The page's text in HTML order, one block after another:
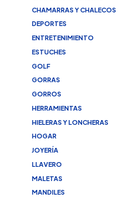
CHAMARRAS Y CHALECOS
DEPORTES
ENTRETENIMIENTO
ESTUCHES
GOLF
GORRAS
GORROS
HERRAMIENTAS
HIELERAS Y LONCHERAS
HOGAR
JOYERÍA
LLAVERO
MALETAS
MANDILES